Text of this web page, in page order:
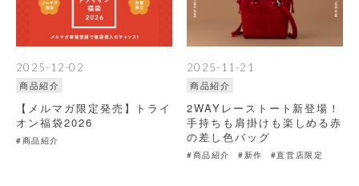
2025-12-02
商品紹介
【メルマガ限定発売】トライ
オン福袋2026
#商品紹介
2025-11-21
商品紹介
2WAYレーストート新登場！
手持ちも肩掛けも楽しめる赤
の差し色バッグ
#商品紹介 #新作 #直営店限定